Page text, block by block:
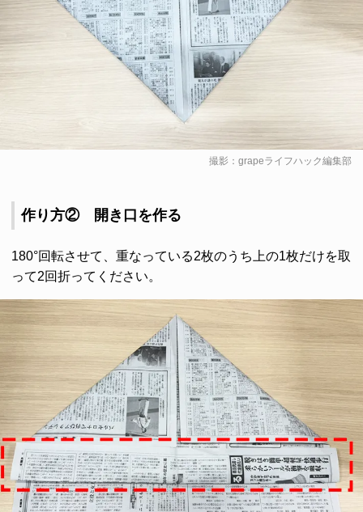
撮影：grapeライフハック編集部
作り方② 開き口を作る
180°回転させて、重なっている2枚のうち上の1枚だけを取
って2回折ってください。